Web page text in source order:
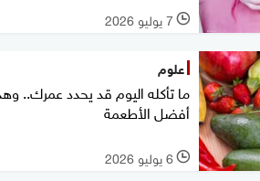
l 7 يوليو 2026
علوم
ما تأكله اليوم قد يحدد عمرك..
أفضل الأطعمة
l 6 يوليو 2026